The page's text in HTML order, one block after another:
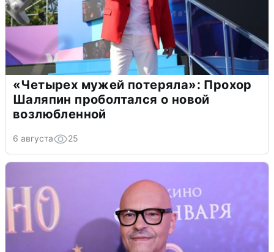
«Четырех мужей потеряла»: Прохор
Шаляпин проболтался о новой
возлюбленной
6 августа 25